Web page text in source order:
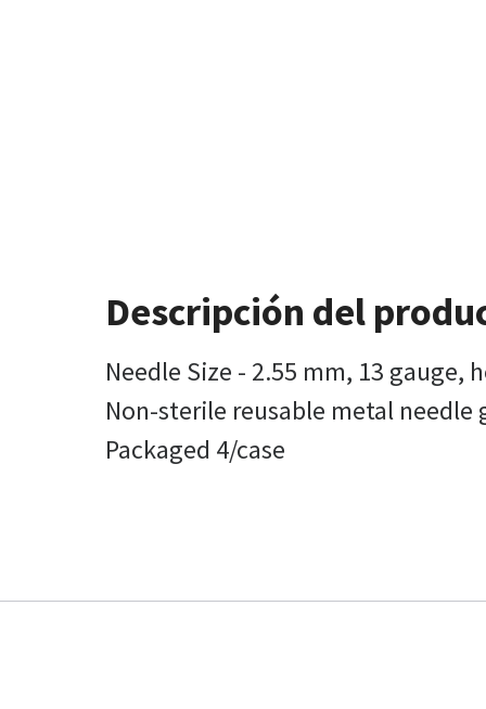
Descripción del
Needle Size - 2.55 mm, 13 gauge,
Non-sterile reusable metal
Packaged 4/case